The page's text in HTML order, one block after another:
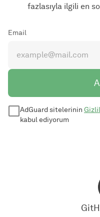
fazlasıyla ilgili en
Email
AdGuard sitelerinin
kabul ediyorum